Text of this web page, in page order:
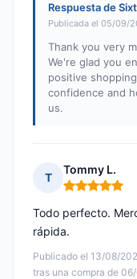
Respuesta de
Publicada el 05/09/
Thank you very
We're glad you
positive
confidence and
us.
T
Tommy L.
Nota: 5 de 5
Publicado el 13/08/
tras una compra de
Todo perfecto.
rápida.